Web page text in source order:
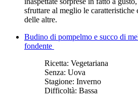
sfruttare al meglio le caratteristiche
delle altre.
Budino di pompelmo e succo di
fondente
Ricetta: Vegetariana
Senza: Uova
Stagione: Inverno
Difficoltà: Bassa